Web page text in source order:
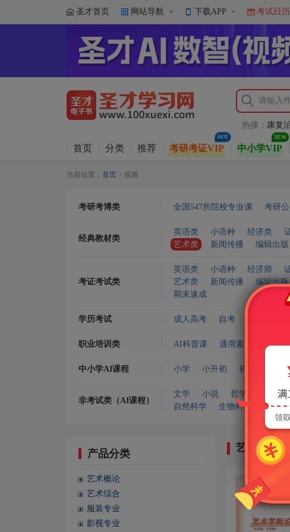
圣才首页 网站导航 下载APP 考试日历
热搜： 康复
首页 分类 推荐 考研考证VIP 中小学VIP
当前位置： 首页 > 视频
考研考博类 全国547所院校专业课 考研
经典教材类
英语类 小语种 经济类
艺术类
新闻传播 编辑出版
考证考试类
英语类 小语种 经济师
艺术类
新闻传播 编辑出版
期末速成
学历考试 成人高考 自考
职业培训类 AI科普课 通用素质 健康
中小学AI课程 小学 小升初 初中
非考试类（AI课程）
文学 小说 哲学宗教 心
自然科学
生物科学 医药
产品分类
艺术概论
艺术综合
服装专业
影视专业
艺术类视频